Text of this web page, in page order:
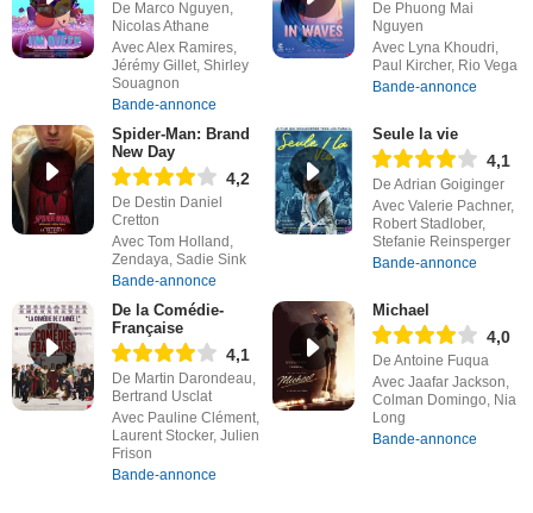
De Marco Nguyen,
Nicolas Athane
Avec Alex Ramires,
Jérémy Gillet, Shirley
Souagnon
Bande-annonce
De Phuong Mai
Nguyen
Avec Lyna Khoudri,
Paul Kircher, Rio Vega
Bande-annonce
Spider-Man: Brand
New Day
4,2
De Destin Daniel
Cretton
Avec Tom Holland,
Zendaya, Sadie Sink
Bande-annonce
Seule la vie
4,1
De Adrian Goiginger
Avec Valerie Pachner,
Robert Stadlober,
Stefanie Reinsperger
Bande-annonce
De la Comédie-
Française
4,1
De Martin Darondeau,
Bertrand Usclat
Avec Pauline Clément,
Laurent Stocker, Julien
Frison
Bande-annonce
Michael
4,0
De Antoine Fuqua
Avec Jaafar Jackson,
Colman Domingo, Nia
Long
Bande-annonce